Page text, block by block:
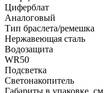
Циферблат
Аналоговый
Тип браслета/ремешка
Нержавеющая сталь
Водозащита
WR50
Подсветка
Светонакопитель
Габариты в упаковке, см